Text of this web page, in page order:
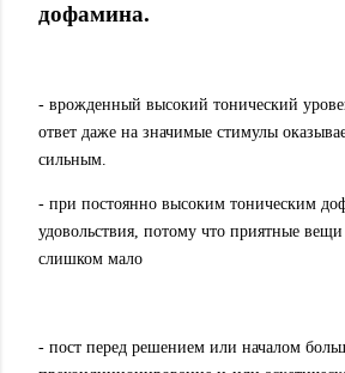
дофамина.
- врожденный высокий тонический
ответ даже на значимые стимулы
сильным.
- при постоянно высоким тоническим
удовольствия, потому что приятные
слишком мало
- пост перед решением или началом